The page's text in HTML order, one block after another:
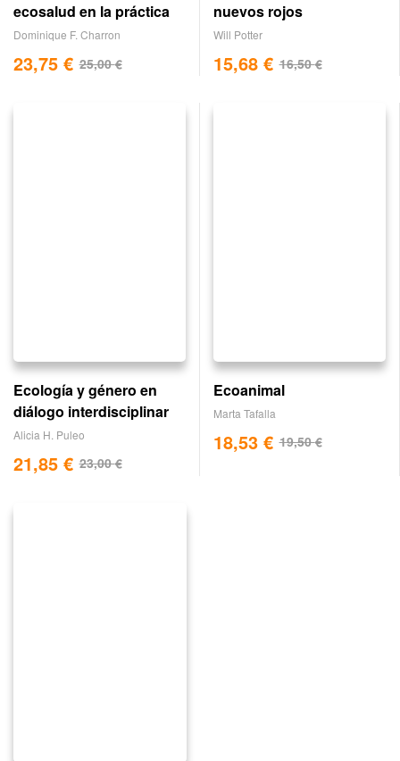
ecosalud en la práctica
Dominique F. Charron
25,00€
23,75 €
nuevos rojos
Will Potter
16,50€
15,68 €
Ecología y género en
diálogo interdisciplinar
Alicia H. Puleo
23,00€
21,85 €
Ecoanimal
Marta Tafalla
19,50€
18,53 €